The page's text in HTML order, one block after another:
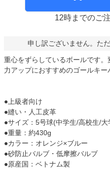
12時までのご
申し訳ございません。た
重心をずらしているボールです
力アップにおすすめのゴールキー
●上級者向け
●縫い・人工皮革
●サイズ：5号球(中学生/高校生/大
●重量：約430g
●カラー：オレンジ×ブルー
●砂防止バルブ・低摩擦バルブ
●原産国：ベトナム製